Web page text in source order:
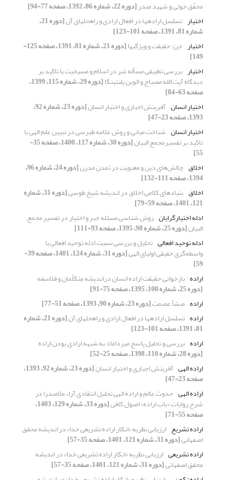
محقّق خوئی و شهید صدر[دوره 22، شماره 86، 1392، صفحه 77-94]
اختیار تسلسل اراده‏ها در افعال ارادی و راه‏حل‏های آن [دوره 21،
شماره 81، 1391، صفحه 101-123]
اختیار جن؛ حقیقت و ویژگی‏ها [دوره 21، شماره 81، 1391، صفحه 125-
149]
اختیار بررسی تطبیقی مسأله شر در اسلام و مسیحیت با تاکید بر
دیدگاه آیت الله مصباح و الوین پلنتینگا [دوره 29، شماره 115، 1399،
صفحه 63-84]
اختیار انسان آفرینش اجباری و اختیار انسان [دوره 23، شماره 92،
1393، صفحه 23-47]
اختیار انسان شناخت مبانی و روش علامه طبرسی در تبیین علم الهی با
تاکید بر تفسیرمجمع البیان [دوره 30، شماره 117، 1400، صفحه 35-
55]
اخلاق چالش‌های دین و معنویت در تمدن مدرن [دوره 24، شماره 96،
1394، صفحه 111-132]
اخلاق بنیادهای کلامی اخلاق در اندیشه شیخ طوسی [دوره 31، شماره
121، 1401، صفحه 59-79]
ادله اختیارگرایان روش شناسی مسئله جبر و اختیار در تفسیر مجمع
البیان[دوره 25، شماره 98، 1395، صفحه 93-111]
ادله توحید افعالی تحلیل و بررسی نسبت ادله توحید افعالی با
‌واسطه‌گری حقیقی ‌اولیای الهی [دوره 31، شماره 124، 1401، صفحه 39-
59]
اراده بازخوانی حقیقت اراده انسان دراندیشه متکلّمان و فلاسفه
[دوره 25، شماره 100، 1395، صفحه 75-91]
اراده منشأ عصمت[دوره 23، شماره 90، 1393، صفحه 51-77]
اراده تسلسل اراده‏ها در افعال ارادی و راه‏حل‏های آن [دوره 21، شماره
81، 1391، صفحه 101-123]
اراده بررسی و تحلیل پاسخ میرداماد به شبهه ارادی بودن اراده
[دوره 28، شماره 110، 1398، صفحه 25-52]
اراده الهی آفرینش اجباری و اختیار انسان [دوره 23، شماره 92، 1393،
صفحه 23-47]
اراده الهی حدوث عالم و اراده الهی تحلیل انتقادی آراء ملاصدرا در
شرح روایات «باب اراده» اصول کافی [دوره 33، شماره 129، 1403،
صفحه 55-71]
اراده تشریع ارزیابی نظریه «انکار اراده تشریعی خدا» در اندیشه محقق
اصفهانی[دوره 31، شماره 121، 1401، صفحه 35-57]
اراده تشریعی ارزیابی نظریه «انکار اراده تشریعی خدا» در اندیشه
محقق اصفهانی[دوره 31، شماره 121، 1401، صفحه 35-57]